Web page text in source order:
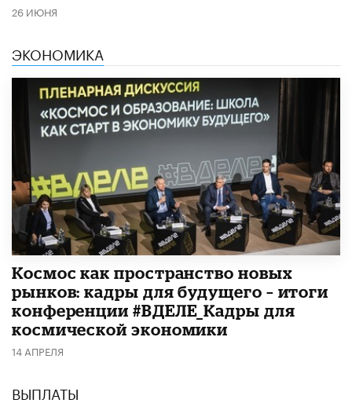
26 ИЮНЯ
ЭКОНОМИКА
Космос как пространство новых
рынков: кадры для будущего – итоги
конференции #ВДЕЛЕ_Кадры для
космической экономики
14 АПРЕЛЯ
ВЫПЛАТЫ